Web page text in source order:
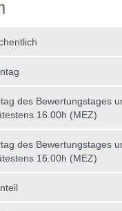
des Bewertungstages
16.00h (MEZ)
des Bewertungstages
16.00h (MEZ)